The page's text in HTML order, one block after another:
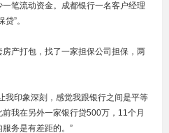
笔流动资金。成都银行一名客户经理
”。
产打包，找了一家担保公司担保，两
印象深刻，感觉我跟银行之间是平等
我在另外一家银行贷500万，11个月
务是有差距的。”